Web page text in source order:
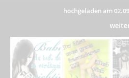
hochgeladen am